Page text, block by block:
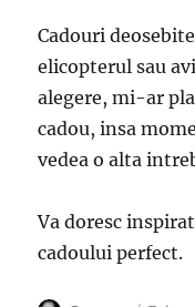
Cadouri
elicopterul sau
alegere, mi-ar
cadou, insa
vedea o alta
Va doresc
cadoului perfect.